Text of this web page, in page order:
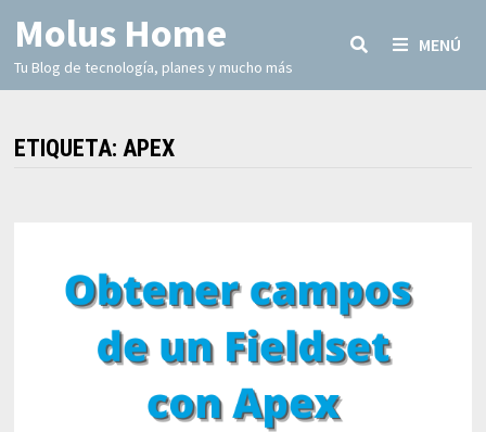
Molus Home
Tu Blog de tecnología, planes y mucho más
MENÚ
ETIQUETA: APEX